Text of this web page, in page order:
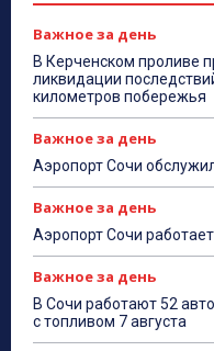
Важное за день
В Керченском проливе
ликвидации
километров побережья
Важное за день
Аэропорт Сочи
Важное за день
Аэропорт Сочи
Важное за день
В Сочи работают 52
с топливом 7 августа